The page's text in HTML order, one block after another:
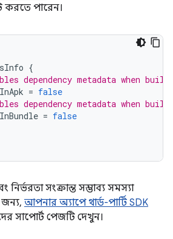
পারেন।
{
dependency metadata when
= false
dependency metadata when
= false
সংক্রান্ত সম্ভাব্য সমস্যা
আপনার অ্যাপে থার্ড-পার্টি SDK
সাপোর্ট পেজটি দেখুন।